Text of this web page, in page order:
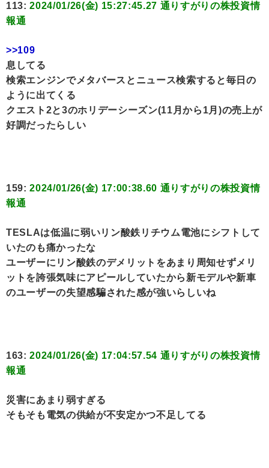
113:2024/01/26(金) 15:27:45.27 通りすがりの株投資情
報通
>>109
息してる
検索エンジンでメタバースとニュース検索すると毎日の
ように出てくる
クエスト2と3のホリデーシーズン(11月から1月)の売上が
好調だったらしい
159:2024/01/26(金) 17:00:38.60 通りすがりの株投資情
報通
TESLAは低温に弱いリン酸鉄リチウム電池にシフトして
いたのも痛かったな
ユーザーにリン酸鉄のデメリットをあまり周知せずメリ
ットを誇張気味にアピールしていたから新モデルや新車
のユーザーの失望感騙された感が強いらしいね
163:2024/01/26(金) 17:04:57.54 通りすがりの株投資情
報通
災害にあまり弱すぎる
そもそも電気の供給が不安定かつ不足してる